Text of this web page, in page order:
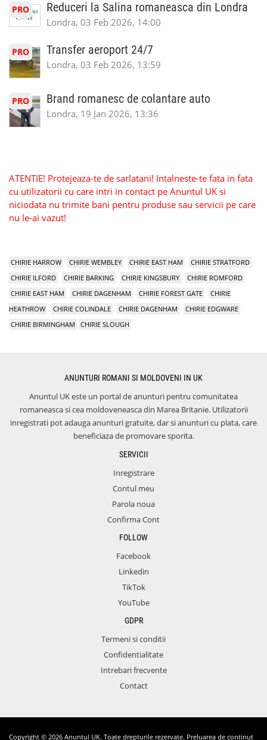
PRO Reduceri la Salina romaneasca din Londra
Londra, 03 Feb 2026, 14:00
PRO Transfer aeroport 24/7
Londra, 03 Feb 2026, 13:59
PRO Brand romanesc de colantare auto
Londra, 19 Jan 2026, 13:36
ATENTIE! Protejeaza-te de sarlatani! Intalneste-te fata in fata
cu utilizatorii cu care intri in contact pe Anuntul UK si
niciodata nu trimite bani pentru produse sau servicii pe care
nu le-ai vazut!
CHIRIE HARROW CHIRIE WEMBLEY CHIRIE EAST HAM
CHIRIE STRATFORD
CHIRIE ILFORD
CHIRIE BARKING CHIRIE KINGSBURY
CHIRIE ROMFORD
CHIRIE EAST HAM
CHIRIE DAGENHAM CHIRIE FOREST GATE
CHIRIE
HEATHROW
CHIRIE COLINDALE CHIRIE DAGENHAM
CHIRIE EDGWARE
CHIRIE BIRMINGHAM
CHIRIE SLOUGH
ANUNTURI ROMANI SI MOLDOVENI IN UK
Anuntul UK este un portal de anunturi pentru comunitatea
romaneasca si cea moldoveneasca din Marea Britanie. Utilizatorii
inregistrati pot adauga anunturi gratuite, dar si anunturi cu plata, care
beneficiaza de promovare sporita.
SERVICII
Inregistrare
Contul meu
Parola noua
Confirma Cont
FOLLOW
Facebook
Linkedin
TikTok
YouTube
GDPR
Termeni si conditii
Confidentialitate
Intrebari frecvente
Contact
Copyright © 2026 Anuntul UK. Toate drepturile rezervate. Preluarea de continut